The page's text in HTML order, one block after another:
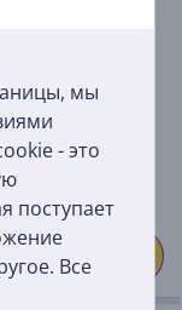
мы
- это
поступает
Все